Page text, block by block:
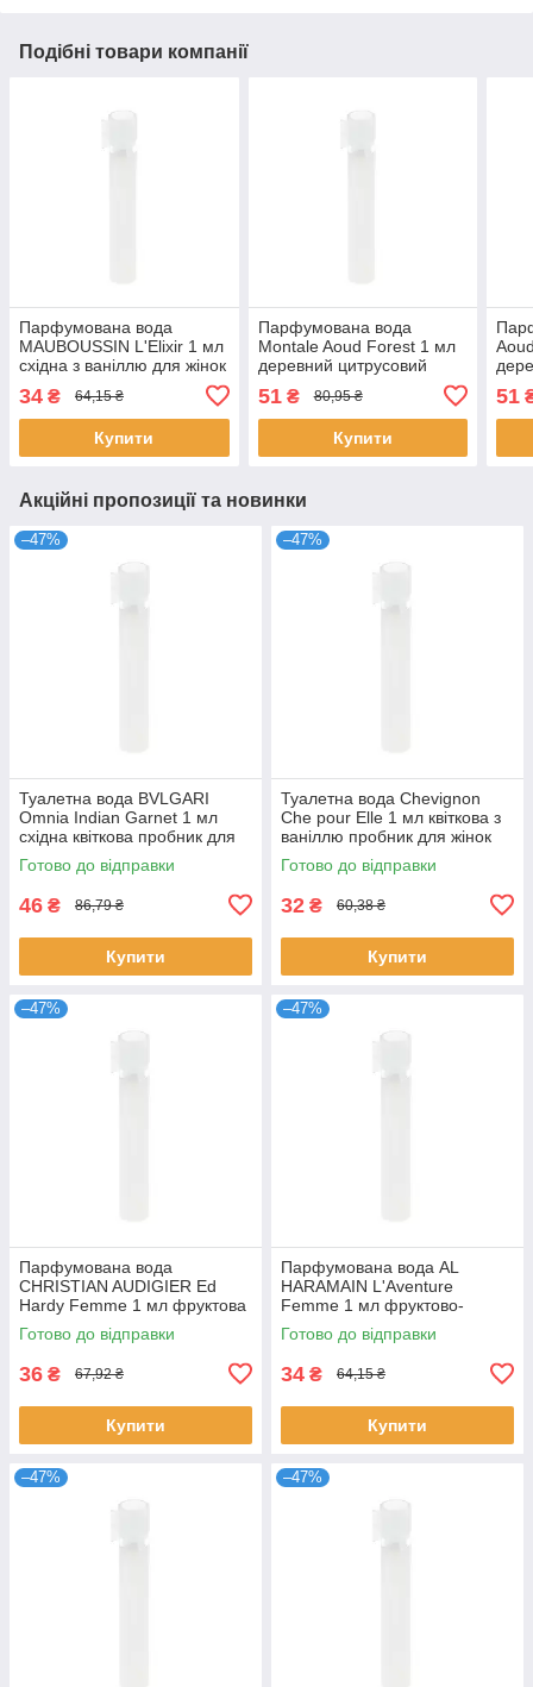
Подібні товари компанії
Парфумована вода
MAUBOUSSIN L'Elixir 1 мл
східна з ваніллю для жінок
Маубуссін
34 ₴ 64,15 ₴
Купити
Парфумована вода
Montale Aoud Forest 1 мл
деревний цитрусовий
Монталь
51₴ 80,95 ₴
Купити
51
Акційні пропозиції та новинки
–47%
Туалетна вода BVLGARI
Omnia Indian Garnet 1 мл
східна квіткова пробник для
жінок розпив парфумів
Булгарі
Готово до відправки
46 ₴ 86,79 ₴
Купити
–47%
Туалетна вода Chevignon
Che pour Elle 1 мл квіткова з
ваніллю пробник для жінок
розпив парфумів Шевіньйон
Готово до відправки
32 ₴ 60,38 ₴
Купити
–47%
Парфумована вода
CHRISTIAN AUDIGIER Ed
Hardy Femme 1 мл фруктова
квіткова для жінок пробник
розпив Крістіан
Готово до відправки
36 ₴ 67,92 ₴
Купити
–47%
Парфумована вода AL
HARAMAIN L'Aventure
Femme 1 мл фруктово-
квіткова стійка для жінок
розпив Аль Харамейн
Готово до відправки
34 ₴ 64,15 ₴
Купити
–47% –47%